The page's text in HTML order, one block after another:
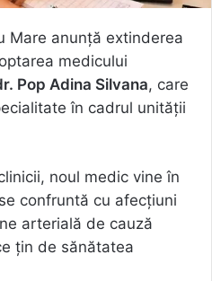
Mare anunță extinderea
medicului
Pop Adina Silvana, care
în cadrul unității
noul medic vine în
confruntă cu afecțiuni
arterială de cauză
țin de sănătatea